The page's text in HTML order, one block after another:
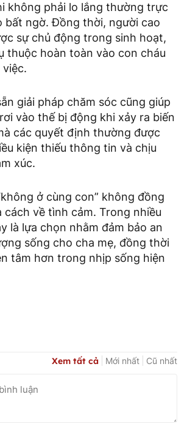
không phải lo lắng thường trực
bất ngờ. Đồng thời, người cao
sự chủ động trong sinh hoạt,
thuộc hoàn toàn vào con cháu
giải pháp chăm sóc cũng giúp
vào thế bị động khi xảy ra biến
các quyết định thường được
kiện thiếu thông tin và chịu
xúc.
ở cùng con” không đồng
cách về tình cảm. Trong nhiều
là lựa chọn nhằm đảm bảo an
sống cho cha mẹ, đồng thời
tâm hơn trong nhịp sống hiện
Xem tất cả Mới nhất Cũ nhất